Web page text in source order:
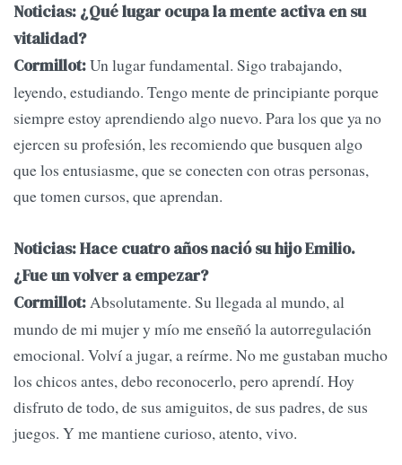
Noticias: ¿Qué lugar ocupa la mente activa en su
vitalidad?
Cormillot:Un lugar fundamental. Sigo trabajando,
leyendo, estudiando. Tengo mente de principiante porque
siempre estoy aprendiendo algo nuevo. Para los que ya no
ejercen su profesión, les recomiendo que busquen algo
que los entusiasme, que se conecten con otras personas,
que tomen cursos, que aprendan.
Noticias: Hace cuatro años nació su hijo Emilio.
¿Fue un volver a empezar?
Cormillot:Absolutamente. Su llegada al mundo, al
mundo de mi mujer y mío me enseñó la autorregulación
emocional. Volví a jugar, a reírme. No me gustaban mucho
los chicos antes, debo reconocerlo, pero aprendí. Hoy
disfruto de todo, de sus amiguitos, de sus padres, de sus
juegos. Y me mantiene curioso, atento, vivo.